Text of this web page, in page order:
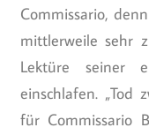
Commissario,
mittlerweile sehr
Lektüre seiner
einschlafen. „Tod
für Commissario